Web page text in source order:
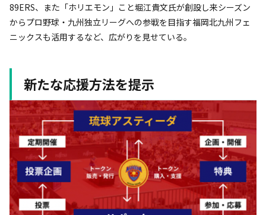
89ERS、また「ホリエモン」こと堀江貴文氏が創設し来シーズン
からプロ野球・九州独立リーグへの参戦を目指す福岡北九州フェ
ニックスも活用するなど、広がりを見せている。
新たな応援方法を提示